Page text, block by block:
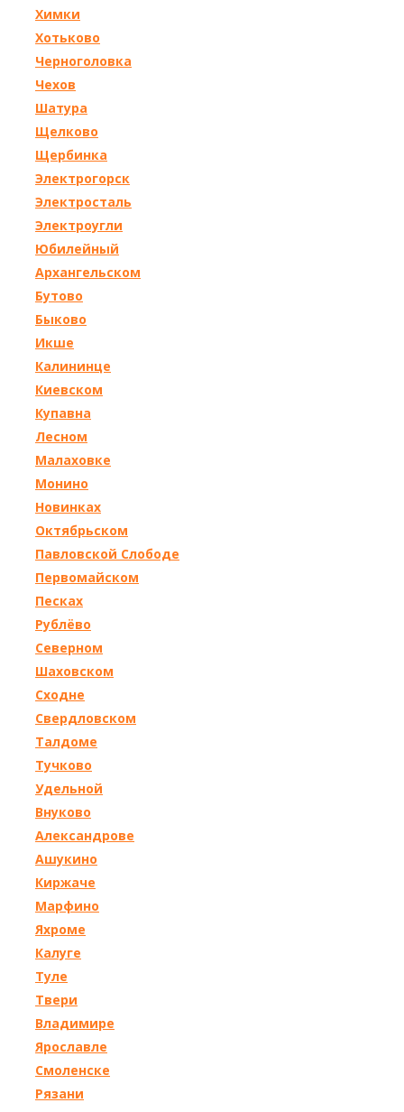
Химки
Хотьково
Черноголовка
Чехов
Шатура
Щелково
Щербинка
Электрогорск
Электросталь
Электроугли
Юбилейный
Архангельском
Бутово
Быково
Икше
Калининце
Киевском
Купавна
Лесном
Малаховке
Монино
Новинках
Октябрьском
Павловской Слободе
Первомайском
Песках
Рублёво
Северном
Шаховском
Сходне
Свердловском
Талдоме
Тучково
Удельной
Внуково
Александрове
Ашукино
Киржаче
Марфино
Яхроме
Калуге
Туле
Твери
Владимире
Ярославле
Смоленске
Рязани